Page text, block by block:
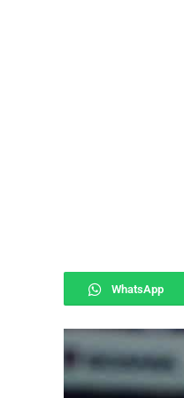
WhatsApp